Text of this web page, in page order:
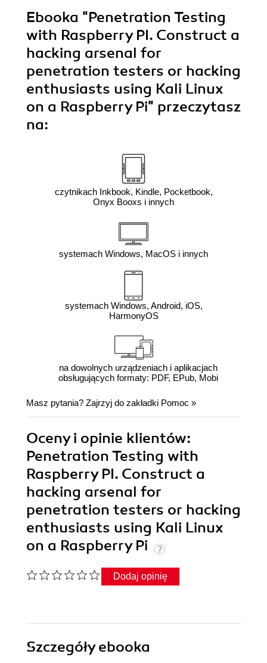
Ebooka "Penetration Testing
with Raspberry PI. Construct a
hacking arsenal for
penetration testers or hacking
enthusiasts using Kali Linux
on a Raspberry Pi" przeczytasz
na:
czytnikach Inkbook, Kindle, Pocketbook,
Onyx Booxs i innych
systemach Windows, MacOS i innych
systemach Windows, Android, iOS,
HarmonyOS
na dowolnych urządzeniach i aplikacjach
obsługujących formaty: PDF, EPub, Mobi
Masz pytania? Zajrzyj do zakładki Pomoc »
Oceny i opinie klientów:
Penetration Testing with
Raspberry PI. Construct a
hacking arsenal for
penetration testers or hacking
enthusiasts using Kali Linux
on a Raspberry Pi
Dodaj opinię
Szczegółyebooka